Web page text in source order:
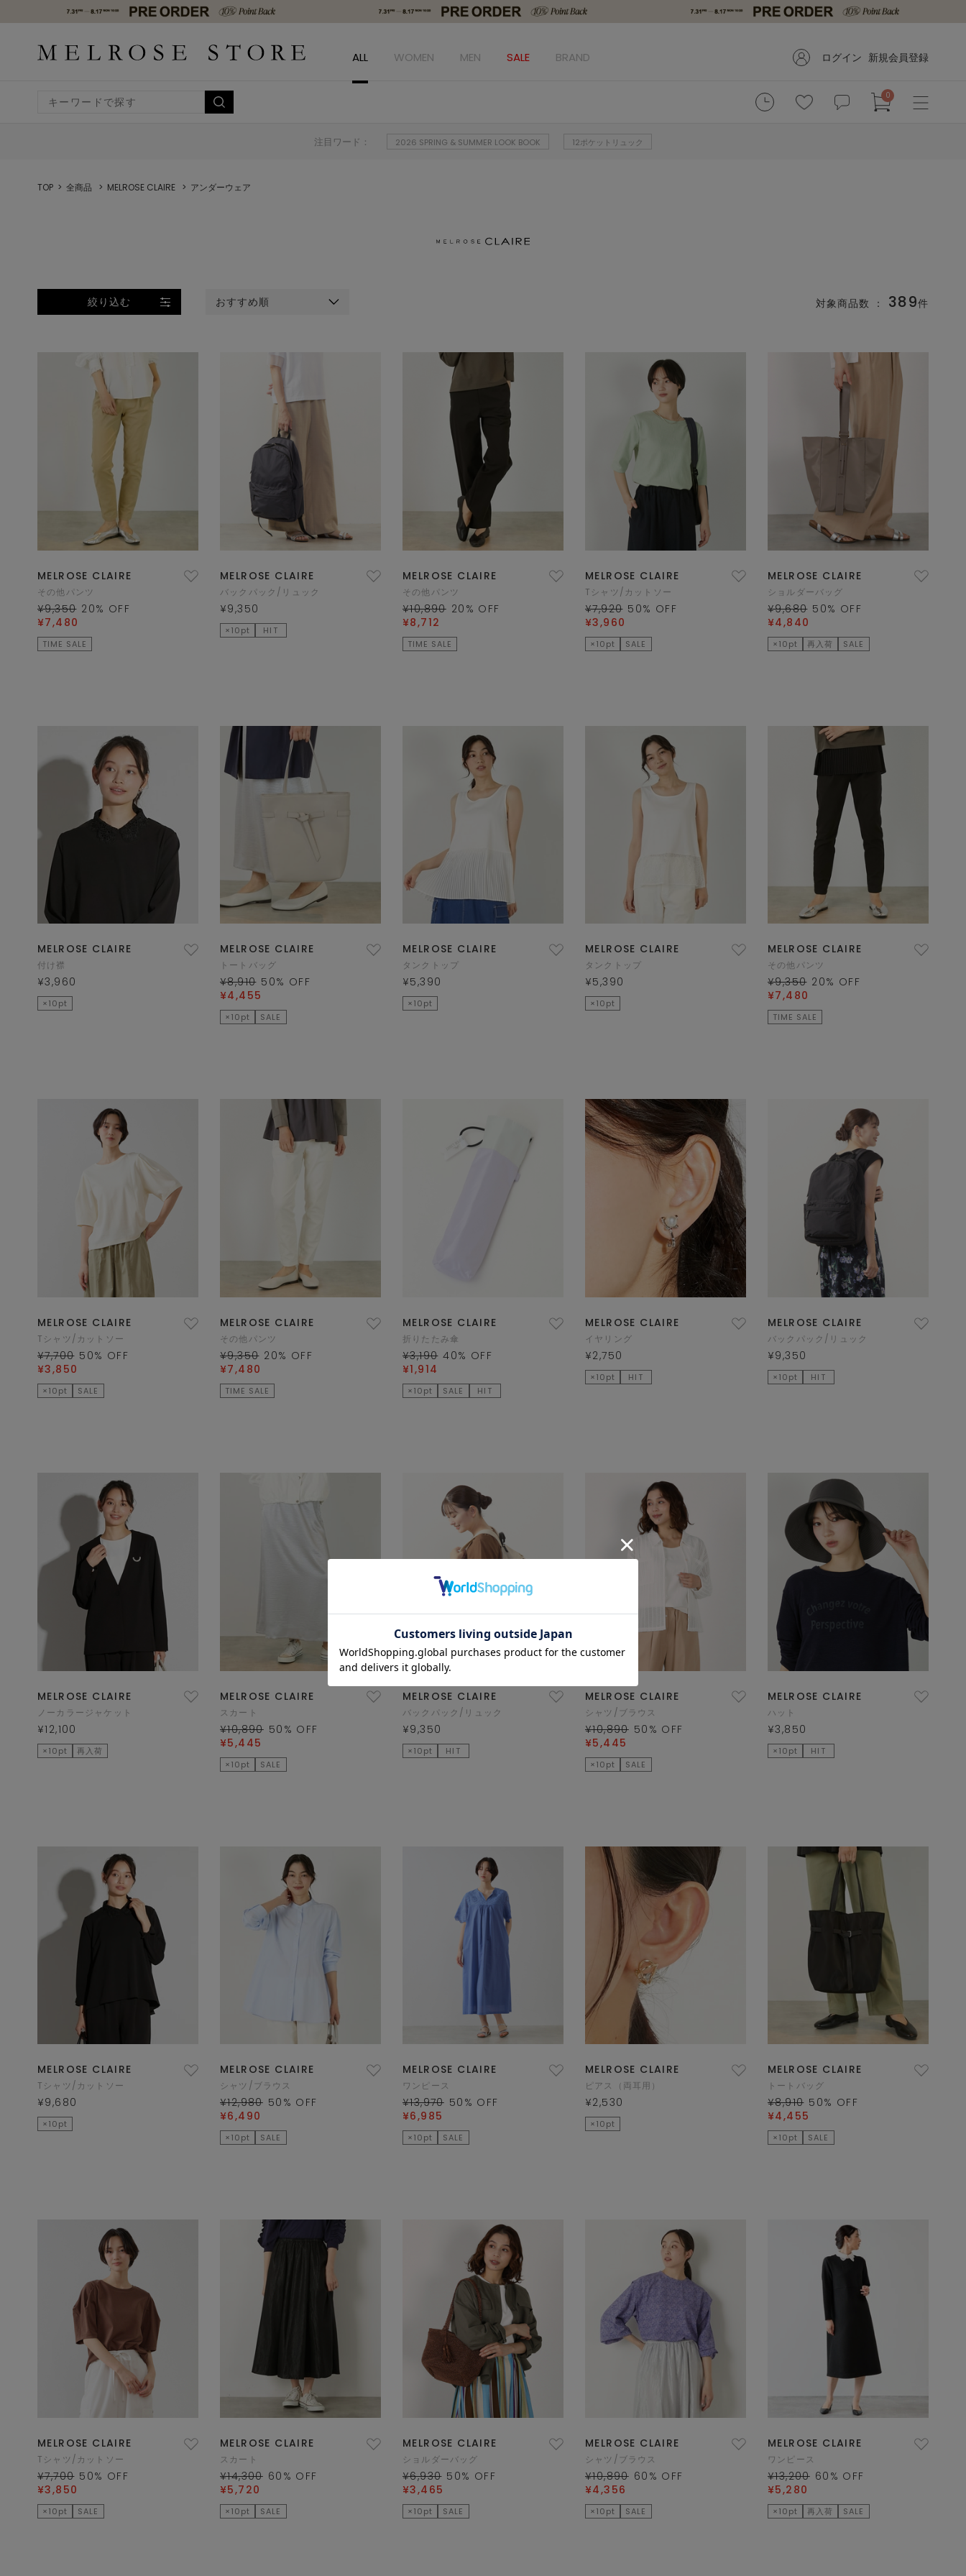
ALL WOMEN MEN SALE BRAND ログイン 新規会員登録
0
注目ワード： 2026 SPRING & SUMMER LOOK BOOK 12ポケットリュック
TOP 全商品 MELROSE CLAIRE アンダーウェア
絞り込む おすすめ順 対象商品数 ： 389件
MELROSE CLAIRE
その他パンツ
¥9,350 20% OFF
¥7,480
TIME SALE
MELROSE CLAIRE
バックパック/リュック
¥9,350
×10pt HIT
MELROSE CLAIRE
その他パンツ
¥10,890 20 % OFF
¥8,712
TIME SALE
MELROSE CLAIRE
Tシャツ/カットソー
¥7,920 50% OFF
¥3,960
×10pt SALE
MELROSE CLAIRE
ショルダーバッグ
¥9,680 50% OFF
¥4,840
×10pt 再入荷 SALE
MELROSE CLAIRE
付け襟
¥3,960
×10pt
MELROSE CLAIRE
トートバッグ
¥8,910 50% OFF
¥4,455
×10pt SALE
MELROSE CLAIRE
タンクトップ
¥5,390
×10pt
MELROSE CLAIRE
タンクトップ
¥5,390
×10pt
MELROSE CLAIRE
その他パンツ
¥9,350 20% OFF
¥7,480
TIME SALE
MELROSE CLAIRE
Tシャツ/カットソー
¥7,700 50% OFF
¥3,850
×10pt SALE
MELROSE CLAIRE
その他パンツ
¥9,350 20% OFF
¥7,480
TIME SALE
MELROSE CLAIRE
折りたたみ傘
¥3,190 40% OFF
¥1,914
×10pt SALE HIT
MELROSE CLAIRE
イヤリング
¥2,750
×10pt HIT
MELROSE CLAIRE
バックパック/リュック
¥9,350
×10pt HIT
MELROSE CLAIRE
ノーカラージャケット
¥12,100
×10pt 再入荷
MELROSE CLAIRE
スカート
¥10,890 50 % OFF
¥5,445
×10pt SALE
MELROSE CLAIRE
バックパック/リュック
¥9,350
×10pt HIT
MELROSE CLAIRE
シャツ/ブラウス
¥10,890 50 % OFF
¥5,445
×10pt SALE
MELROSE CLAIRE
ハット
¥3,850
×10pt HIT
MELROSE CLAIRE
Tシャツ/カットソー
¥9,680
×10pt
MELROSE CLAIRE
シャツ/ブラウス
¥12,980 50 % OFF
¥6,490
×10pt SALE
MELROSE CLAIRE
ワンピース
¥13,970 50 % OFF
¥6,985
×10pt SALE
MELROSE CLAIRE
ピアス（両耳用）
¥2,530
×10pt
MELROSE CLAIRE
トートバッグ
¥8,910 50% OFF
¥4,455
×10pt SALE
MELROSE CLAIRE
Tシャツ/カットソー
¥7,700 50% OFF
¥3,850
×10pt SALE
MELROSE CLAIRE
スカート
¥14,300 60 % OFF
¥5,720
×10pt SALE
MELROSE CLAIRE
ショルダーバッグ
¥6,930 50% OFF
¥3,465
×10pt SALE
MELROSE CLAIRE
シャツ/ブラウス
¥10,890 60 % OFF
¥4,356
×10pt SALE
MELROSE CLAIRE
ワンピース
¥13,200 60 % OFF
¥5,280
×10pt 再入荷 SALE